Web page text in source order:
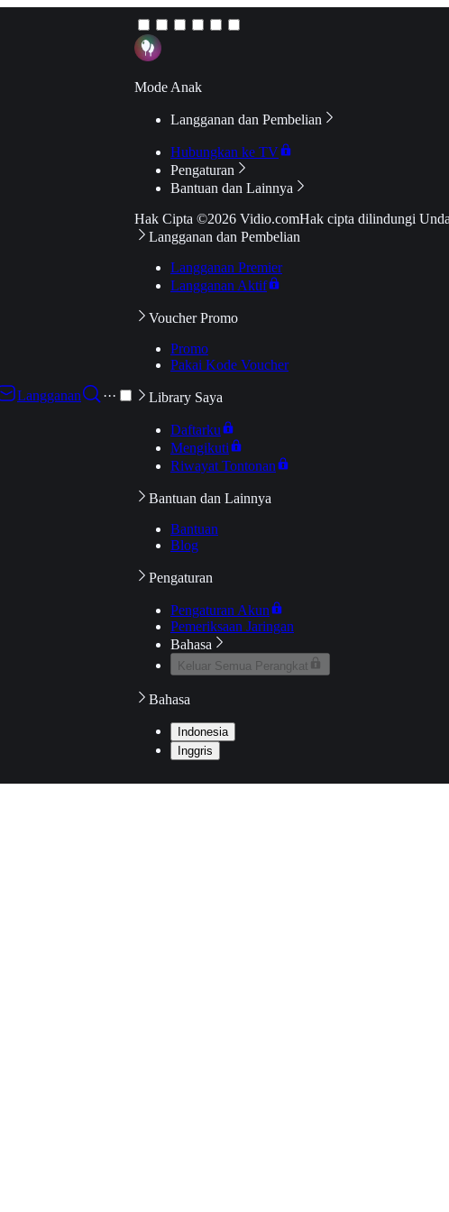
Langganan
···
Mode Anak
Langganan dan Pembelian
Hubungkan ke TV
Pengaturan
Bantuan dan Lainnya
Hak Cipta ©2026 Vidio.comHak cipta dilindungi
Langganan dan Pembelian
Langganan Premier
Langganan Aktif
Voucher Promo
Promo
Pakai Kode Voucher
Library Saya
Daftarku
Mengikuti
Riwayat Tontonan
Bantuan dan Lainnya
Bantuan
Blog
Pengaturan
Pengaturan Akun
Pemeriksaan Jaringan
Bahasa
Keluar Semua Perangkat
Bahasa
Indonesia
Inggris